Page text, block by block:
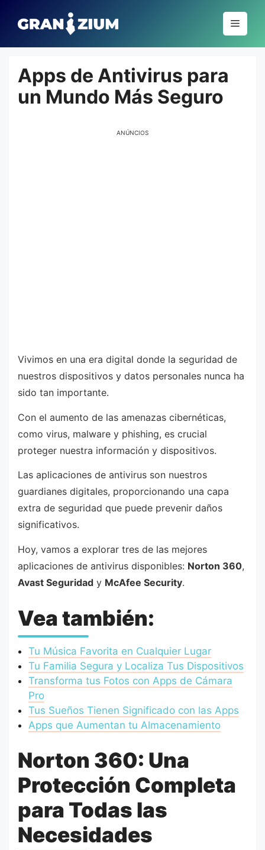
para
conteúdo
Menu
Apps de Antivirus para
un Mundo Más Seguro
ANÚNCIOS
Vivimos en una era digital donde la seguridad de
nuestros dispositivos y datos personales nunca ha
sido tan importante.
Con el aumento de las amenazas cibernéticas,
como virus, malware y phishing, es crucial
proteger nuestra información y dispositivos.
Las aplicaciones de antivirus son nuestros
guardianes digitales, proporcionando una capa
extra de seguridad que puede prevenir daños
significativos.
Hoy, vamos a explorar tres de las mejores
aplicaciones de antivirus disponibles: Norton 360,
Avast Seguridad y McAfee Security.
Vea también:
Tu Música Favorita en Cualquier Lugar
Tu Familia Segura y Localiza Tus Dispositivos
Transforma tus Fotos con Apps de Cámara
Pro
Tus Sueños Tienen Significado con las Apps
Apps que Aumentan tu Almacenamiento
Norton 360: Una
Protección Completa
para Todas las
Necesidades